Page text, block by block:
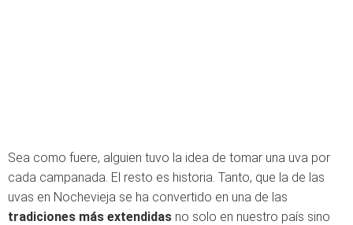
Sea como fuere, alguien tuvo la idea de tomar una uva por
cada campanada. El resto es historia. Tanto, que la de las
uvas en Nochevieja se ha convertido en una de las
tradiciones más extendidas no solo en nuestro país sino